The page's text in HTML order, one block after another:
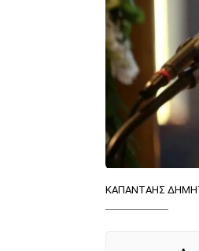
ΚΑΠΑΝΤΑΗΣ